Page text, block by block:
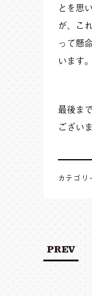
とを思
が、こ
って懸
います。
最後ま
ござい
カテゴリ
PREV